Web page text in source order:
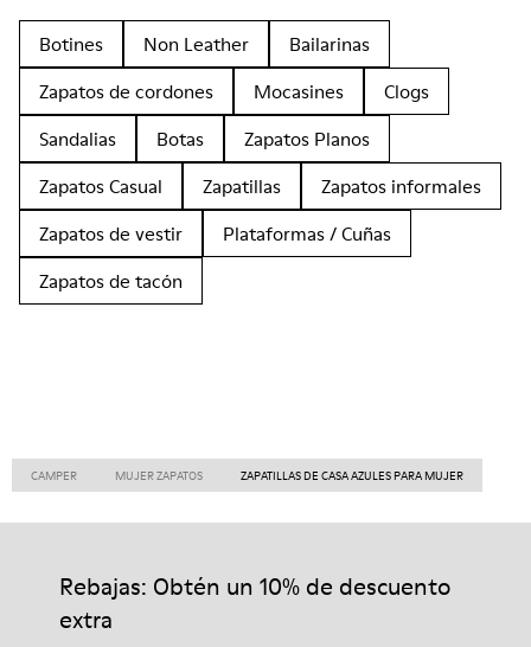
Botines Non Leather
Bailarinas
Zapatos de cordones
Mocasines
Clogs
Sandalias
Botas
Zapatos Planos
Zapatos Casual
Zapatillas
Zapatos informales
Zapatos de vestir
Plataformas / Cuñas
Zapatos de tacón
CAMPER MUJER ZAPATOS ZAPATILLAS DE CASA AZULES PARA MUJER
Rebajas: Obtén un 10% de descuento
extra